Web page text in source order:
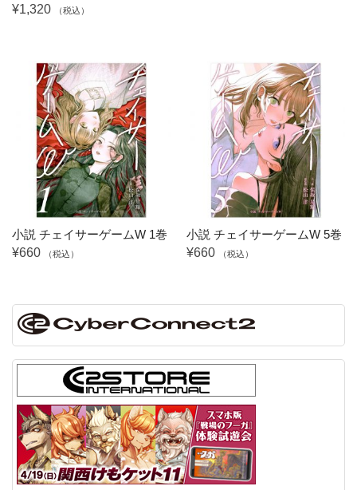
¥1,320
（税込）
小説 チェイサーゲームW 1巻
¥660
（税込）
小説 チェイサーゲームW 5巻
¥660
（税込）